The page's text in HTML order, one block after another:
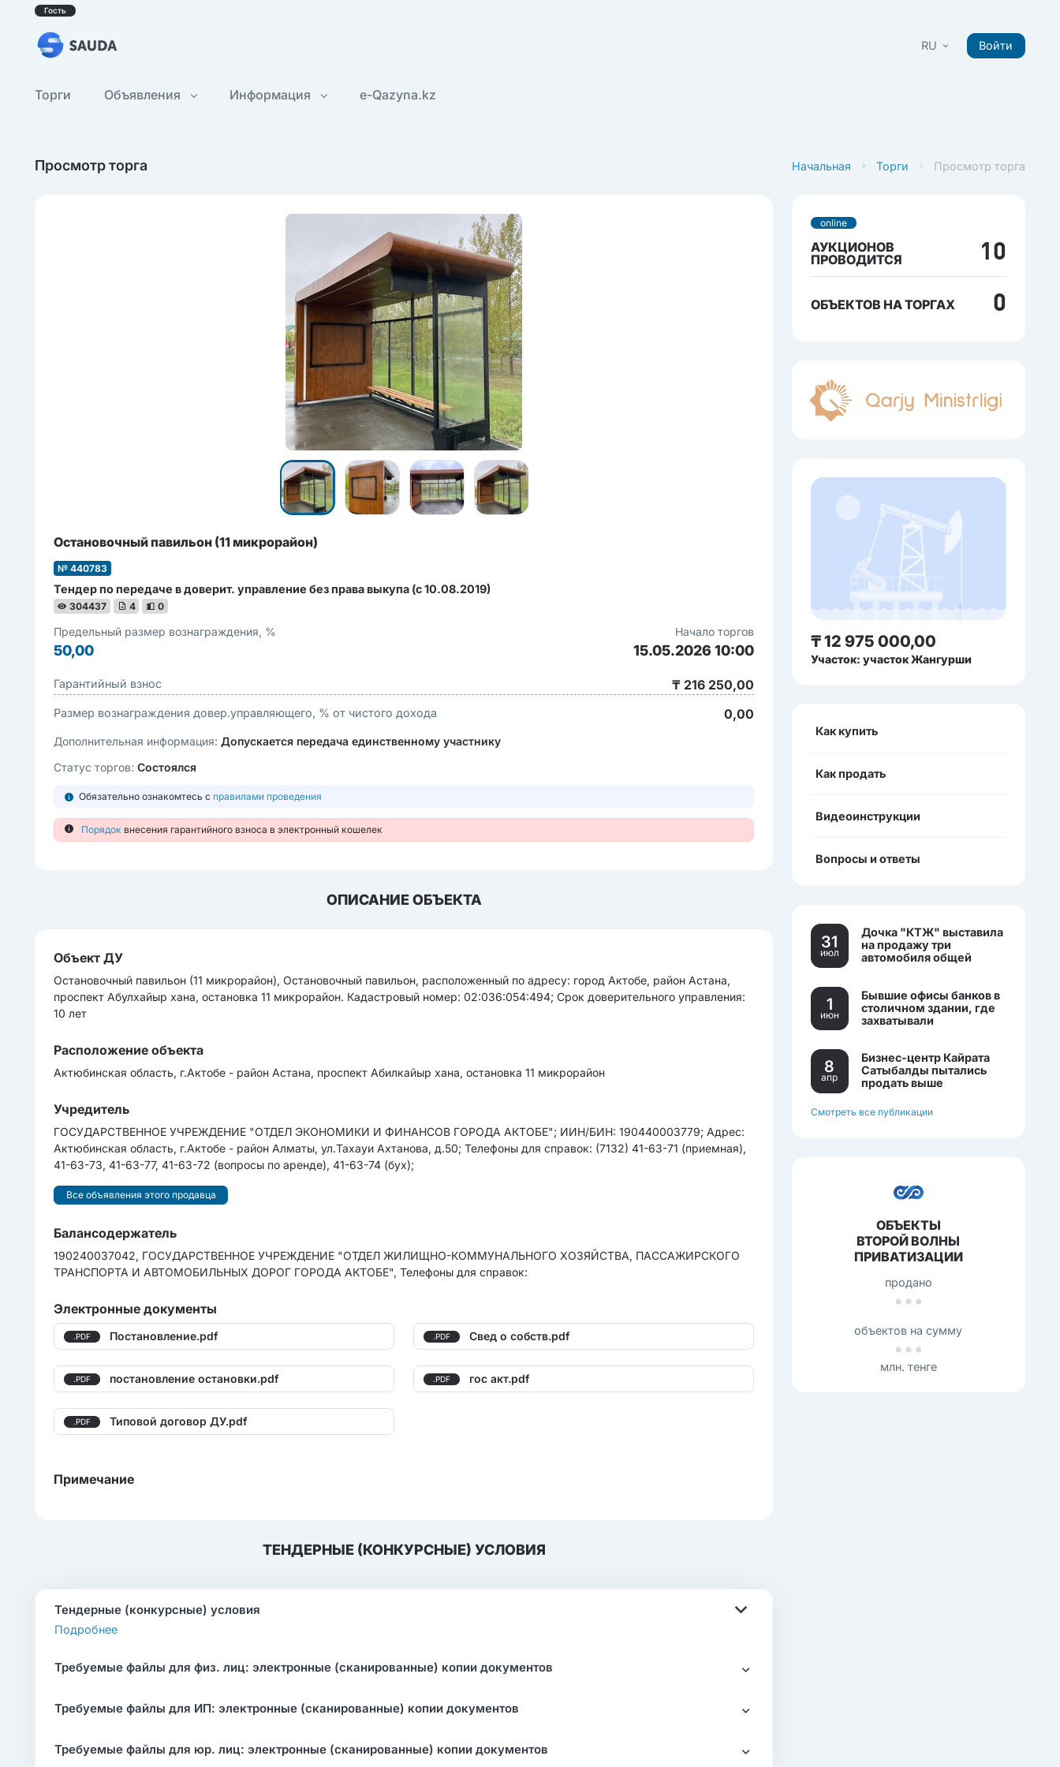
Гость
RU Войти
Торги Объявления Информация e-Qazyna.kz
Начальная Торги Просмотр торга
Просмотр торга
Остановочный павильон (11 микрорайон)
№ 440783
Тендер по передаче в доверит. управление без права выкупа (с 10.08.2019)
304437 4 0
Предельный размер вознаграждения, %
50,00
Начало торгов
15.05.2026 10:00
Гарантийный взнос ₸ 216 250,00
Размер вознаграждения довер.управляющего, % от чистого дохода 0,00
Дополнительная информация:Допускается передача единственному участнику
Статус торгов:Состоялся
Обязательно ознакомтесь с правилами проведения
Порядок внесения гарантийного взноса в электронный кошелек
ОПИСАНИЕ ОБЪЕКТА
Объект ДУ
Остановочный павильон (11 микрорайон), Остановочный павильон, расположенный по адресу: город Актобе, район Астана,
проспект Абулхайыр хана, остановка 11 микрорайон. Кадастровый номер: 02:036:054:494; Срок доверительного управления:
10 лет
Расположение объекта
Актюбинская область, г.Актобе - район Астана, проспект Абилкайыр хана, остановка 11 микрорайон
Учредитель
ГОСУДАРСТВЕННОЕ УЧРЕЖДЕНИЕ "ОТДЕЛ ЭКОНОМИКИ И ФИНАНСОВ ГОРОДА АКТОБЕ"; ИИН/БИН: 190440003779; Адрес:
Актюбинская область, г.Актобе - район Алматы, ул.Тахауи Ахтанова, д.50; Телефоны для справок: (7132) 41-63-71 (приемная),
41-63-73, 41-63-77, 41-63-72 (вопросы по аренде), 41-63-74 (бух);
Все объявления этого продавца
Балансодержатель
190240037042, ГОСУДАРСТВЕННОЕ УЧРЕЖДЕНИЕ "ОТДЕЛ ЖИЛИЩНО-КОММУНАЛЬНОГО ХОЗЯЙСТВА, ПАССАЖИРСКОГО
ТРАНСПОРТА И АВТОМОБИЛЬНЫХ ДОРОГ ГОРОДА АКТОБЕ", Телефоны для справок:
Электронные документы
.PDF Постановление.pdf .PDF Свед о собств.pdf
.PDF постановление остановки.pdf .PDF гос акт.pdf
.PDF Типовой договор ДУ.pdf
Примечание
ТЕНДЕРНЫЕ (КОНКУРСНЫЕ) УСЛОВИЯ
Тендерные (конкурсные) условия
Подробнее
Требуемые файлы для физ. лиц: электронные (сканированные) копии документов
Требуемые файлы для ИП: электронные (сканированные) копии документов
Требуемые файлы для юр. лиц: электронные (сканированные) копии документов
online
АУКЦИОНОВ
ПРОВОДИТСЯ
10
ОБЪЕКТОВ НА ТОРГАХ 0
₸ 12 975 000,00
Участок: участок Жангурши
Как купить
Как продать
Видеоинструкции
Вопросы и ответы
31
июл
Дочка "КТЖ" выставила
на продажу три
автомобиля общей
1
июн
Бывшие офисы банков в
столичном здании, где
захватывали
8
апр
Бизнес-центр Кайрата
Сатыбалды пытались
продать выше
Смотреть все публикации
ОБЪЕКТЫ
ВТОРОЙ ВОЛНЫ
ПРИВАТИЗАЦИИ
продано
объектов на сумму
млн. тенге